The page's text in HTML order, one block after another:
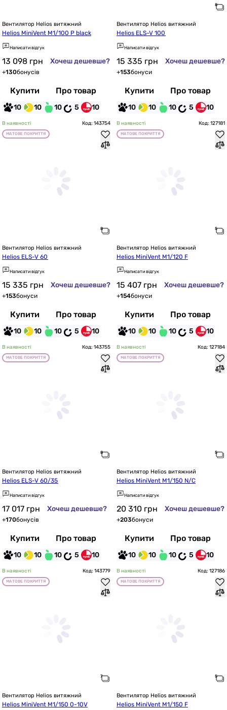
Вентилятор Helios витяжний
Helios MiniVent M1/100 P black
Написати відгук
13 098 грн Хочеш дешевше?
+130бонусів
Купити Про товар
10 10 10 5 10
Вентилятор Helios витяжний
Helios ELS-V 100
Написати відгук
15 335 грн Хочеш дешевше?
+153бонуси
Купити Про товар
10 10 10 5 10
В наявності Код: 143754
МАТОВЕ ПОКРИТТЯ
Вентилятор Helios витяжний
Helios ELS-V 60
Написати відгук
15 335 грн Хочеш дешевше?
+153бонуси
Купити Про товар
10 10 10 5 10
В наявності Код: 127181
МАТОВЕ ПОКРИТТЯ
Вентилятор Helios витяжний
Helios MiniVent M1/120 F
Написати відгук
15 407 грн Хочеш дешевше?
+154бонуси
Купити Про товар
10 10 10 5 10
В наявності Код: 143755
МАТОВЕ ПОКРИТТЯ
Вентилятор Helios витяжний
Helios ELS-V 60/35
Написати відгук
17 017 грн Хочеш дешевше?
+170бонусів
Купити Про товар
10 10 10 5 10
В наявності Код: 127184
МАТОВЕ ПОКРИТТЯ
Вентилятор Helios витяжний
Helios MiniVent M1/150 N/C
Написати відгук
20 310 грн Хочеш дешевше?
+203бонуси
Купити Про товар
10 10 10 5 10
В наявності Код: 143779
МАТОВЕ ПОКРИТТЯ
Вентилятор Helios витяжний
Helios MiniVent M1/150 0-10V
В наявності Код: 127186
МАТОВЕ ПОКРИТТЯ
Вентилятор Helios витяжний
Helios MiniVent M1/150 F